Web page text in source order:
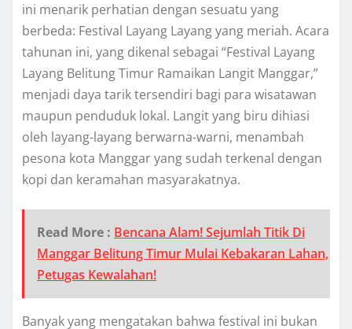
ini menarik perhatian dengan sesuatu yang
berbeda: Festival Layang Layang yang meriah. Acara
tahunan ini, yang dikenal sebagai “Festival Layang
Layang Belitung Timur Ramaikan Langit Manggar,”
menjadi daya tarik tersendiri bagi para wisatawan
maupun penduduk lokal. Langit yang biru dihiasi
oleh layang-layang berwarna-warni, menambah
pesona kota Manggar yang sudah terkenal dengan
kopi dan keramahan masyarakatnya.
Read More : Bencana Alam! Sejumlah Titik Di
Manggar Belitung Timur Mulai Kebakaran Lahan,
Petugas Kewalahan!
Banyak yang mengatakan bahwa festival ini bukan